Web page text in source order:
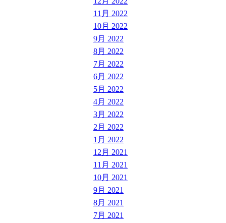
11月 2022
10月 2022
9月 2022
8月 2022
7月 2022
6月 2022
5月 2022
4月 2022
3月 2022
2月 2022
1月 2022
12月 2021
11月 2021
10月 2021
9月 2021
8月 2021
7月 2021